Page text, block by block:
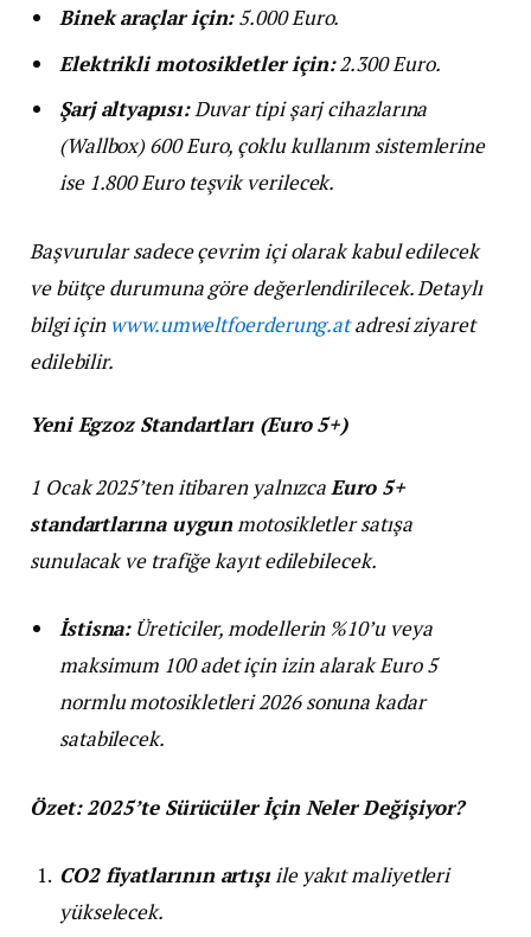
Binek araçlar için:5.000 Euro.
Elektrikli motosikletler için:2.300 Euro.
Şarj altyapısı:Duvar tipi şarj cihazlarına
(Wallbox) 600 Euro, çoklu kullanım sistemlerine
ise 1.800 Euro teşvik verilecek.
Başvurular sadece çevrim içi olarak kabul edilecek
ve bütçe durumuna göre değerlendirilecek. Detaylı
bilgi için www.umweltfoerderung.atadresi ziyaret
edilebilir.
Yeni Egzoz Standartları (Euro 5+)
1 Ocak 2025’ten itibaren yalnızcaEuro 5+
standartlarına uygunmotosikletler satışa
sunulacak ve trafiğe kayıt edilebilecek.
İstisna:Üreticiler, modellerin %10’u veya
maksimum 100 adet için izin alarak Euro 5
normlu motosikletleri 2026 sonuna kadar
satabilecek.
Özet: 2025’te Sürücüler İçin Neler Değişiyor?
CO2 fiyatlarının artışıile yakıt maliyetleri
yükselecek.